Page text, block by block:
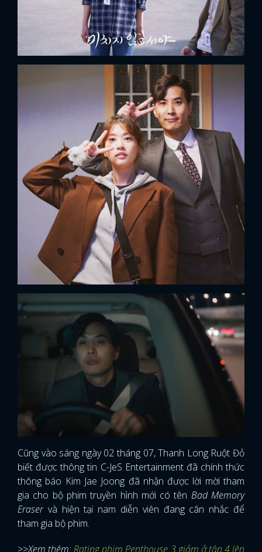
Cũng vào sáng ngày 02 tháng 07, Thanh Long Ruột Đỏ
biết được thông tin C-JeS Entertainment đã chính thức
thông báo Kim Jae Joong đã nhận được lời mời tham
gia cho bộ phim truyền hình mới có tên Bad Memory
Eraservà hiện tại nam diễn viên đang cân nhắc để
tham gia bộ phim.
>>Xem thêm: Rating phim Penthouse 3 giảm ở tập 4 lên